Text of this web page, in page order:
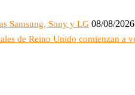
Samsung, Sony y LG 08/08/2026
de Reino Unido comienzan a